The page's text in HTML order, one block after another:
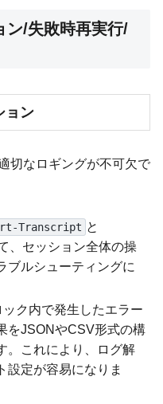
ン/失敗時再実行/
ョン
切なロギングが不可欠で
Transcript と
、セッション全体の操
ブルシューティングに
ック内で発生したエラー
をJSONやCSV形式の構
。これにより、ログ解
設定が容易になりま